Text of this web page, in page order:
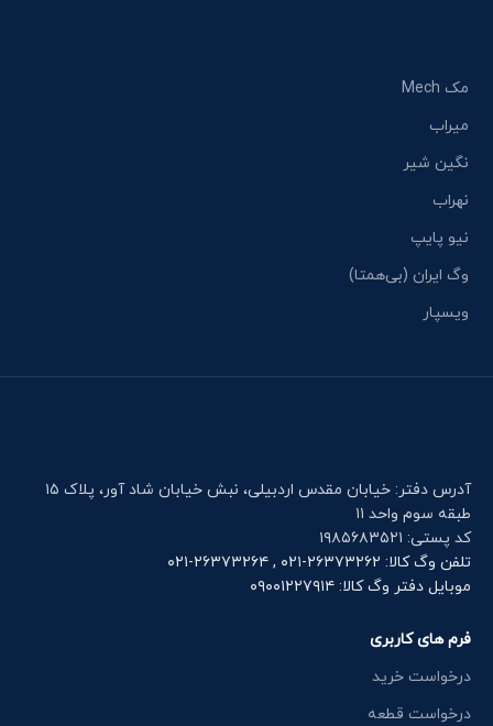
مک Mech
میراب
نگین شیر
نهراب
نیو پایپ
وگ ایران (بی‌همتا)
ویسپار
آدرس دفتر: خیابان مقدس اردبیلی، نبش خیابان شاد آور، پلاک ۱۵
طبقه سوم واحد ۱۱
کد پستی: ۱۹۸۵۶۸۳۵۲۱
تلفن وگ کالا: ۲۶۳۷۳۲۶۲-۰۲۱ , ۲۶۳۷۳۲۶۴-۰۲۱
موبایل دفتر وگ کالا: ۰۹۰۰۱۲۲۷۹۱۴
فرم های کاربری
درخواست خرید
درخواست قطعه